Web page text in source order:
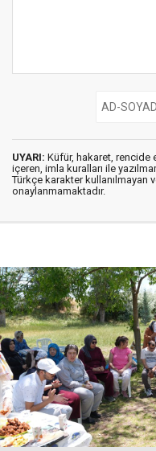
UYARI: Küfür, hakaret, rencide
içeren, imla kuralları ile
Türkçe karakter kullanılmayan
onaylanmamaktadır.